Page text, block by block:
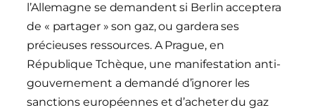
l’Allemagne se demandent si Berlin acceptera
de « partager » son gaz, ou gardera ses
précieuses ressources. A Prague, en
République Tchèque, une manifestation anti-
gouvernement a demandé d’ignorer les
sanctions européennes et d’acheter du gaz